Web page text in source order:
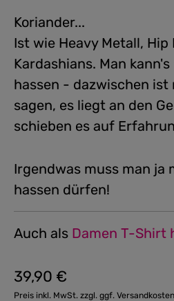
Koriander...
Ist wie Heavy Metall, Hip
Kardashians. Man
hassen - dazwischen ist
sagen, es liegt an den
schieben es auf
Irgendwas muss man ja
hassen dürfen!
Auch als Damen T-Shirt
Regulärer Preis:
39,90 €
Preis inkl. MwSt. zzgl. ggf. Versandkosten